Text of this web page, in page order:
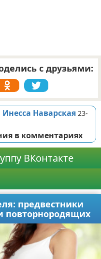
с друзьями:
Инесса Наварская 23-
в комментариях
ВКонтакте
предвестники
повторнородящих